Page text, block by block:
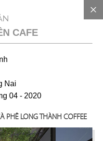
CAFE
Nai
04 - 2020
PHÊ LONG THÀNH COFFEE